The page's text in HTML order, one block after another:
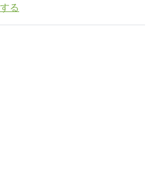
る